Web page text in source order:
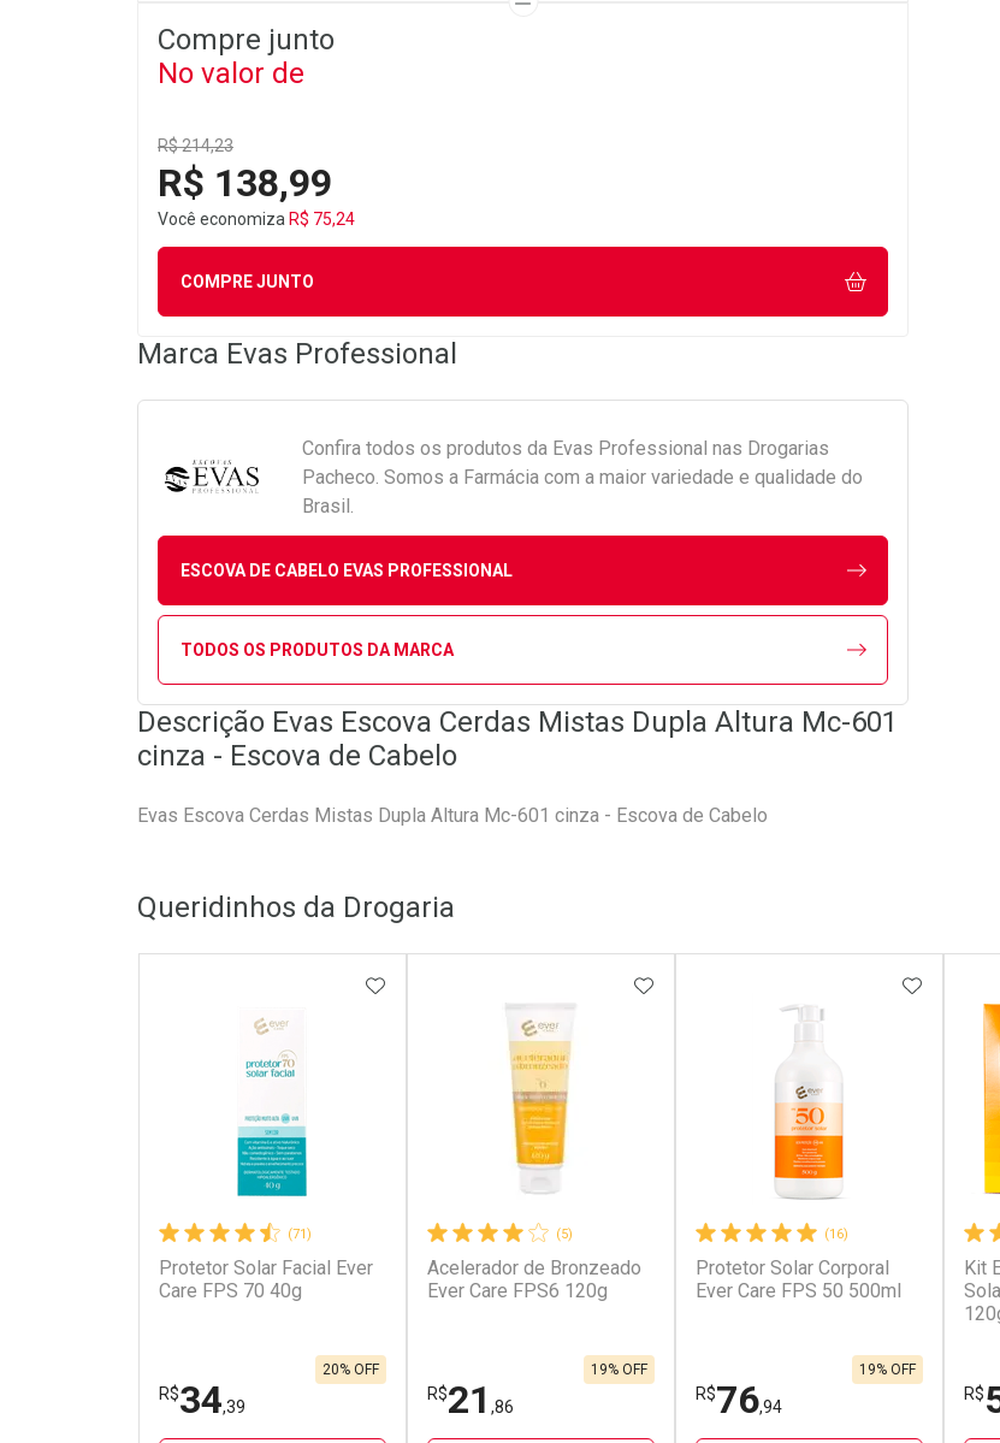
Compre junto
No valor de
R$ 214,23
R$ 138,99
Você economiza R$ 75,24
COMPRE JUNTO
Marca Evas Professional
Confira todos os produtos da Evas Professional nas Drogarias
Pacheco. Somos a Farmácia com a maior variedade e qualidade do
Brasil.
ESCOVA DE CABELO EVAS PROFESSIONAL
TODOS OS PRODUTOS DA MARCA
Descrição Evas Escova Cerdas Mistas Dupla Altura Mc-601
cinza - Escova de Cabelo
Evas Escova Cerdas Mistas Dupla Altura Mc-601 cinza - Escova de Cabelo
Queridinhos da Drogaria
(71)
Protetor Solar Facial Ever
Care FPS 70 40g
R$34,39
20% OFF
ADICIONAR AOS FAVORITOS
(5)
Acelerador de Bronzeado
Ever Care FPS6 120g
R$21 ,86
19% OFF
ADICIONAR AOS FAVORITOS
(16)
Protetor Solar Corporal
Ever Care FPS 50 500ml
R$76,94
19% OFF
Kit
R$